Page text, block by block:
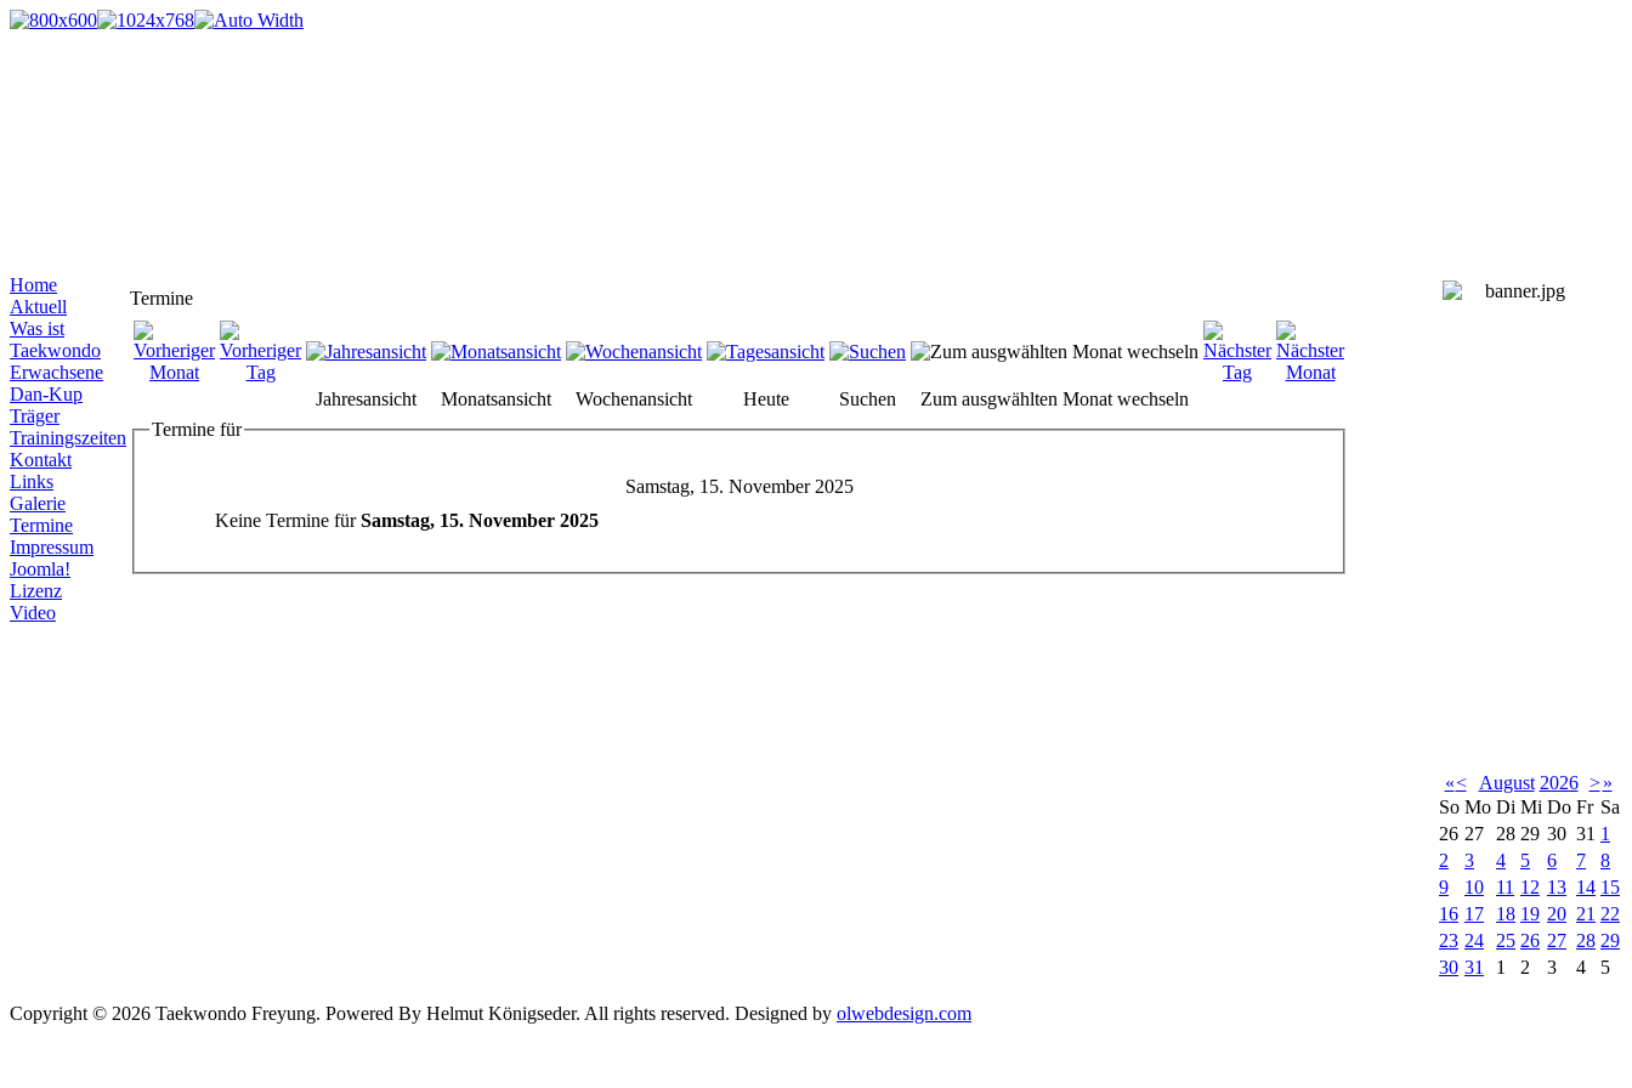
Home
Aktuell
Was ist
Taekwondo
Erwachsene
Dan-Kup
Träger
Trainingszeiten
Kontakt
Links
Galerie
Termine
Impressum
Joomla!
Lizenz
Video
Termine
Jahresansicht Monatsansicht Wochenansicht Heute Suchen
Zum ausgwählten Monat wechseln
Termine für
Samstag, 15. November 2025
Keine Termine fürSamstag, 15. November 2025
«< August 2026 > »
So Mo Di Mi Do Fr Sa
26 27 28 29 30 31 1
2
3 4 5 6 7
8
9
10 11 12 13 14 15
16 17 18 19 20 21 22
23 24 25 26 27 28 29
30 31 1 2 3 4 5
Copyright © 2026 Taekwondo Freyung. Powered By Helmut Königseder. All rights reserved. Designed by olwebdesign.com